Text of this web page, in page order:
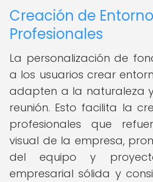
Creación de
Profesionales
La personalización de
a los usuarios crear
adapten a la naturaleza
reunión. Esto facilita la
profesionales que
visual de la empresa,
del equipo y
empresarial sólida y